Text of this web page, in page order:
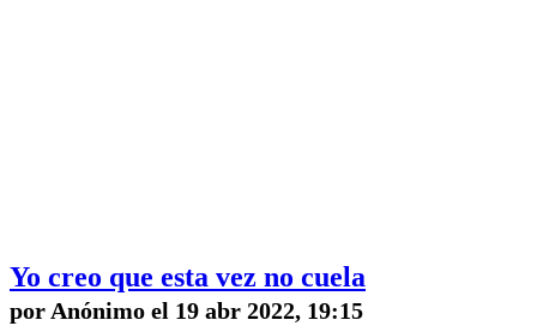
Yo creo que esta vez no cuela
por Anónimo el 19 abr 2022, 19:15